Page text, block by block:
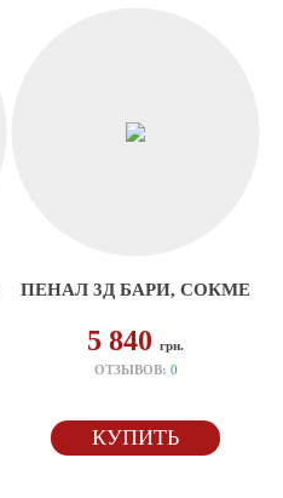
ПЕНАЛ 3Д БАРИ, СОКМЕ
5 840грн.
ОТЗЫВОВ: 0
КУПИТЬ